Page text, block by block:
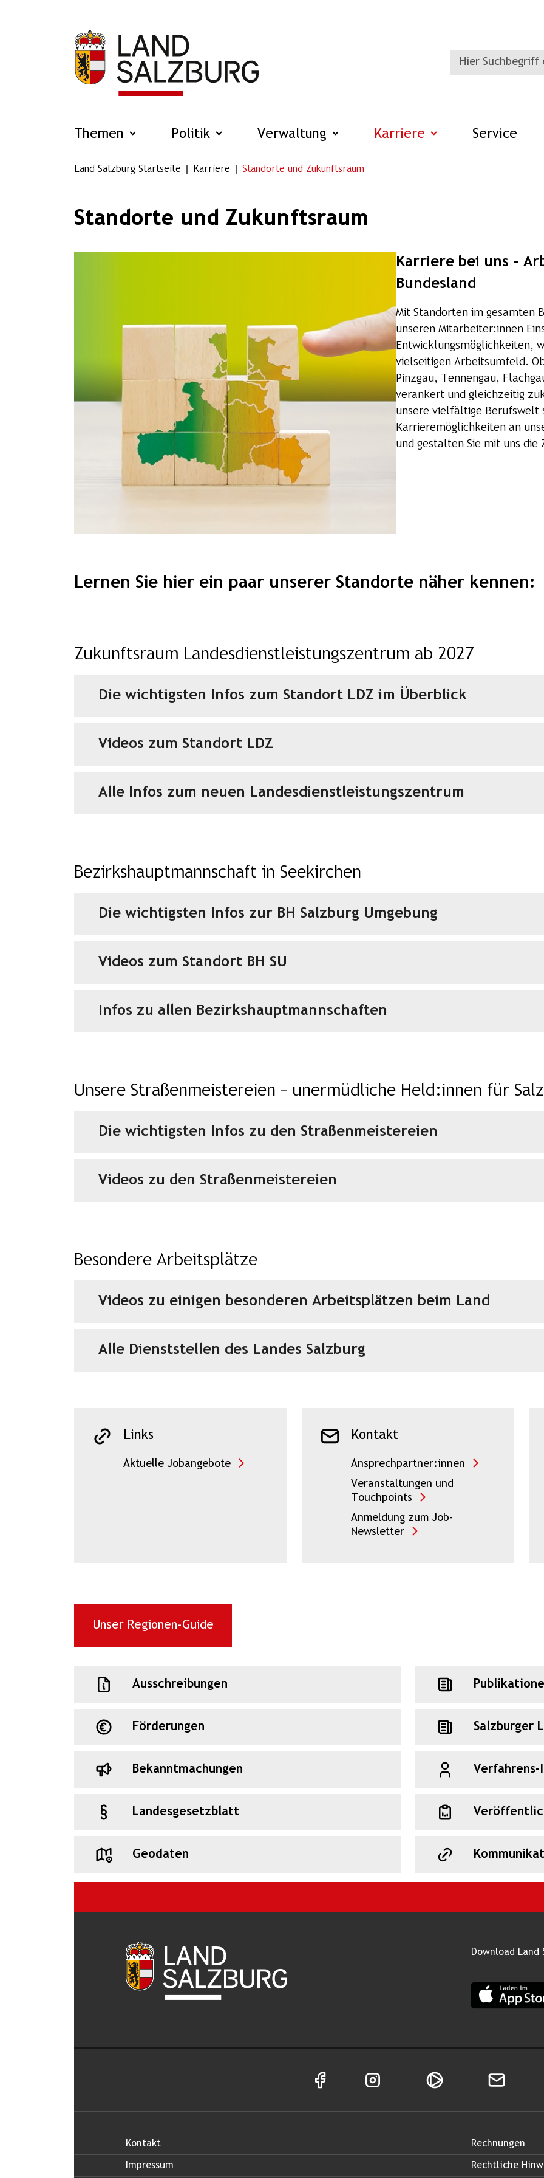
Themen Politik Verwaltung Karriere Service
Land Salzburg Startseite Karriere Standorte und Zukunftsraum
Standorte und Zukunftsraum
Karriere bei uns –
Bundesland
Mit Standorten im gesamten
unseren Mitarbeiter:innen
Entwicklungsmöglichkeiten,
vielseitigen Arbeitsumfeld.
Pinzgau, Tennengau,
verankert und gleichzeitig
unsere vielfältige Berufswelt
Karrieremöglichkeiten an
und gestalten Sie mit uns die
Lernen Sie hier ein paar unserer Standorte näher kennen:
Zukunftsraum Landesdienstleistungszentrum ab 2027
Die wichtigsten Infos zum Standort LDZ im Überblick
Videos zum Standort LDZ
Alle Infos zum neuen Landesdienstleistungszentrum
Bezirkshauptmannschaft in Seekirchen
Die wichtigsten Infos zur BH Salzburg Umgebung
Videos zum Standort BH SU
Infos zu allen Bezirkshauptmannschaften
Unsere Straßenmeistereien – unermüdliche Held:innen für
Die wichtigsten Infos zu den Straßenmeistereien
Videos zu den Straßenmeistereien
Besondere Arbeitsplätze
Videos zu einigen besonderen Arbeitsplätzen beim Land
Alle Dienststellen des Landes Salzburg
Links
Aktuelle Jobangebote
Kontakt
Ansprechpartner:innen
Veranstaltungen und
Touchpoints
Anmeldung zum Job-
Newsletter
Unser Regionen-Guide
Ausschreibungen
Förderungen
Bekanntmachungen
Landesgesetzblatt
Geodaten
Salzburger
Verfahrens-
Download Land
App Land
Facebook Seite von Land Salzburg
Instagram Seite von Land Salzburg
Salzburg ON Newsletter
Kontakt Rechnungen
Impressum Rechtliche